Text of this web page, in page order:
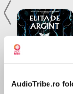
AudioTribe.ro
de...
Dani Francis